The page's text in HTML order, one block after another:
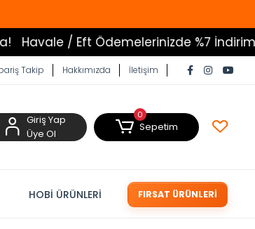
/ Eft Ödemelerinizde %7 İndirim Tüm
Takip Hakkımızda İletişim
Giriş Yap
Üye Ol
0
Sepetim
HOBİ ÜRÜNLERİ FIRSAT ÜRÜNLERİ